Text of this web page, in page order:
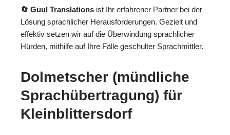
🔄 Guul Translations ist Ihr erfahrener Partner bei der
Lösung sprachlicher Herausforderungen. Gezielt und
effektiv setzen wir auf die Überwindung sprachlicher
Hürden, mithilfe auf Ihre Fälle geschulter Sprachmittler.
Dolmetscher (mündliche
Sprachübertragung) für
Kleinblittersdorf